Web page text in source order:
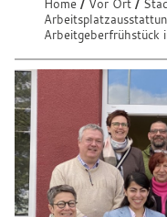
S
i
e
s
i
Home Vor Ort
Arbeitgeberfrühstück